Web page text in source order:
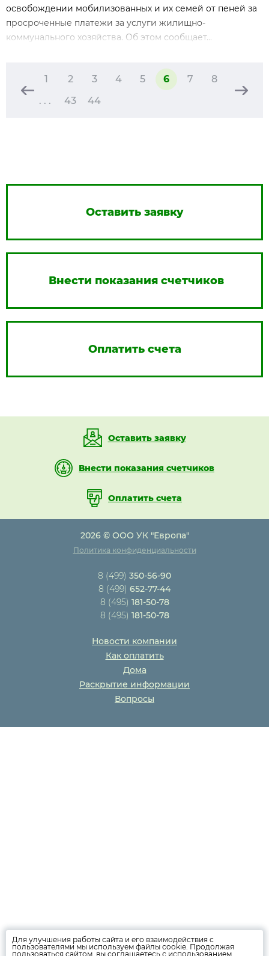
освобождении мобилизованных и их семей от пеней за
просроченные платежи за услуги жилищно-
коммунального хозяйства. Об этом сообщает...
1 2 3 4 5 6 7
8
. . .
43 44
Оставить заявку
Внести показания счетчиков
Оплатить счета
Оставить заявку
Внести показания счетчиков
Оплатить счета
2026 © ООО УК "Европа"
Политика конфиденциальности
8 (499) 350-56-90
8 (499) 652-77-44
8 (495) 181-50-78
8 (495) 181-50-78
Новости компании
Как оплатить
Дома
Раскрытие информации
Вопросы
Для улучшения работы сайта и его взаимодействия с
пользователями мы используем файлы cookie. Продолжая
пользоваться сайтом, вы соглашаетесь с использованием